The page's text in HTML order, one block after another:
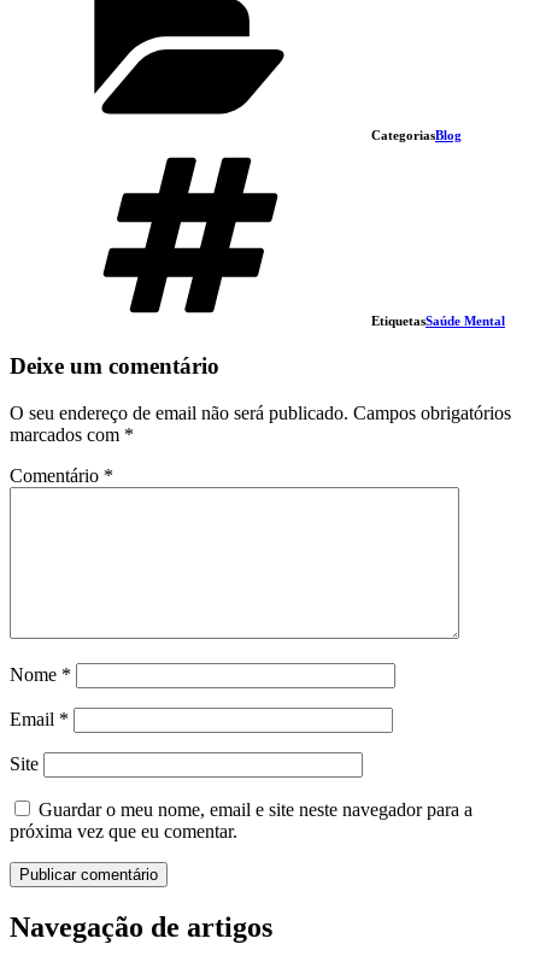
CategoriasBlog
EtiquetasSaúde Mental
Deixe um comentário
O seu endereço de email não será publicado. Campos obrigatórios
marcados com *
Comentário *
Nome *
Email *
Site
Guardar o meu nome, email e site neste navegador para a
próxima vez que eu comentar.
Navegação de artigos